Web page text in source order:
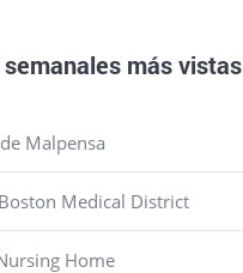
más vistas
Malpensa
Medical District
Home